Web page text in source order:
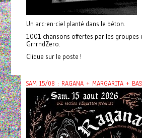
Un arc-en-ciel planté dans le béton.
1001 chansons offertes par les groupes
GrrrndZero.
Clique sur le poste !
SAM 15/08 : RAGANA + MARGARITA +